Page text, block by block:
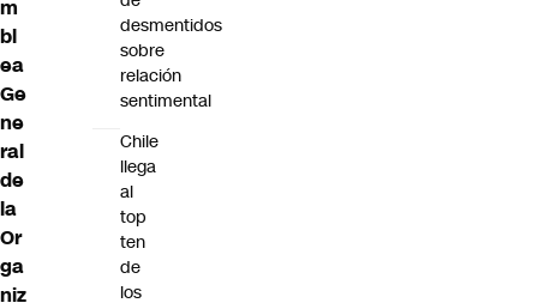
m
bl
ea
Ge
ne
ral
de
la
Or
ga
niz
desmentidos
sobre
relación
sentimental
Chile
llega
al
top
ten
de
los